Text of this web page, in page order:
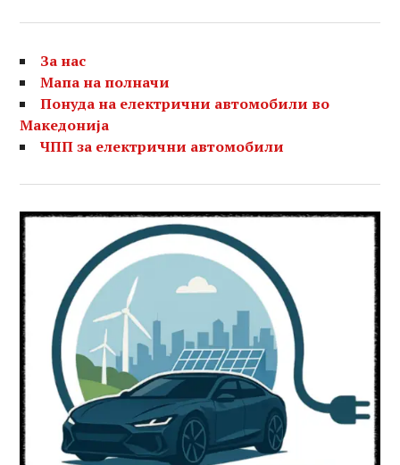
За нас
Мапа на полначи
Понуда на електрични автомобили во
Македонија
ЧПП за електрични автомобили